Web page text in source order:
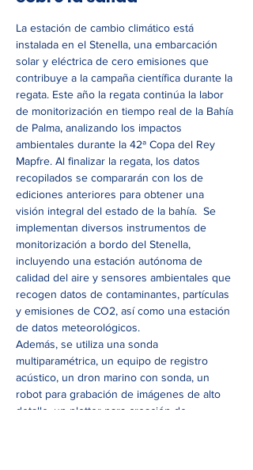
La estación de cambio climático está
instalada en el Stenella, una embarcación
solar y eléctrica de cero emisiones que
contribuye a la campaña científica durante la
regata. Este año la regata continúa la labor
de monitorización en tiempo real de la Bahía
de Palma, analizando los impactos
ambientales durante la 42ª Copa del Rey
Mapfre. Al finalizar la regata, los datos
recopilados se compararán con los de
ediciones anteriores para obtener una
visión integral del estado de la bahía.  Se
implementan diversos instrumentos de
monitorización a bordo del Stenella,
incluyendo una estación autónoma de
calidad del aire y sensores ambientales que
recogen datos de contaminantes, partículas
y emisiones de CO2, así como una estación
de datos meteorológicos.
Además, se utiliza una sonda
multiparamétrica, un equipo de registro
acústico, un dron marino con sonda, un
robot para grabación de imágenes de alto
detalle, un plotter para creación de